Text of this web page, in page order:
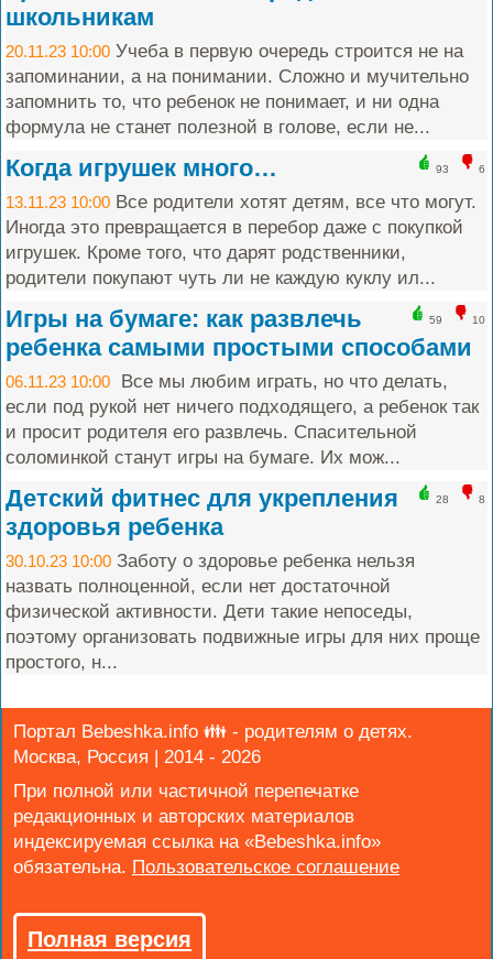
школьникам
20.11.23 10:00 Учеба в первую очередь строится не на
запоминании, а на понимании. Сложно и мучительно
запомнить то, что ребенок не понимает, и ни одна
формула не станет полезной в голове, если не...
93 6
Когда игрушек много…
13.11.23 10:00 Все родители хотят детям, все что могут.
Иногда это превращается в перебор даже с покупкой
игрушек. Кроме того, что дарят родственники,
родители покупают чуть ли не каждую куклу ил...
59 10
Игры на бумаге: как развлечь
ребенка самыми простыми способами
06.11.23 10:00 Все мы любим играть, но что делать,
если под рукой нет ничего подходящего, а ребенок так
и просит родителя его развлечь. Спасительной
соломинкой станут игры на бумаге. Их мож...
28 8
Детский фитнес для укрепления
здоровья ребенка
30.10.23 10:00 Заботу о здоровье ребенка нельзя
назвать полноценной, если нет достаточной
физической активности. Дети такие непоседы,
поэтому организовать подвижные игры для них проще
простого, н...
Портал Bebeshka.info 👪 - родителям о детях.
Москва, Россия | 2014 - 2026
При полной или частичной перепечатке
редакционных и авторских материалов
индексируемая ссылка на «Bebeshka.info»
обязательна.
Полная версия